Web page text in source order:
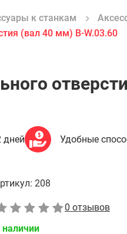
к станкам
(вал 40 мм) B-W.03.60
дней Удобные
208
0 отзывов
наличии